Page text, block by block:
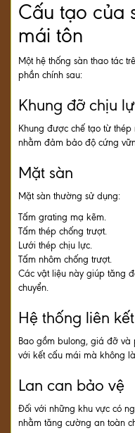
Cấu tạo của
mái tôn
Một hệ thống sàn thao tác
phần chính sau:
Khung đỡ chịu
Khung được chế tạo từ
nhằm đảm bảo độ cứng
Mặt sàn
Mặt sàn thường sử dụng:
Tấm grating mạ kẽm.
Tấm thép chống trượt.
Lưới thép chịu lực.
Tấm nhôm chống trượt.
Các vật liệu này giúp tăng
chuyển.
Hệ thống liên kết
Bao gồm bulong, giá đỡ và
với kết cấu mái mà không
Lan can bảo vệ
Đối với những khu vực có
nhằm tăng cường an toàn